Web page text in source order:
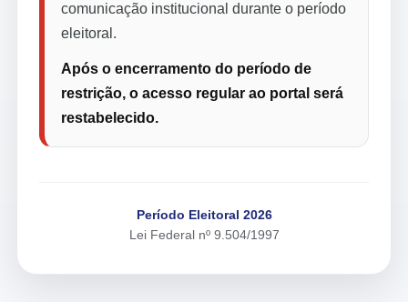
comunicação institucional durante o período
eleitoral.
Após o encerramento do período de
restrição, o acesso regular ao portal será
restabelecido.
Período Eleitoral 2026
Lei Federal nº 9.504/1997